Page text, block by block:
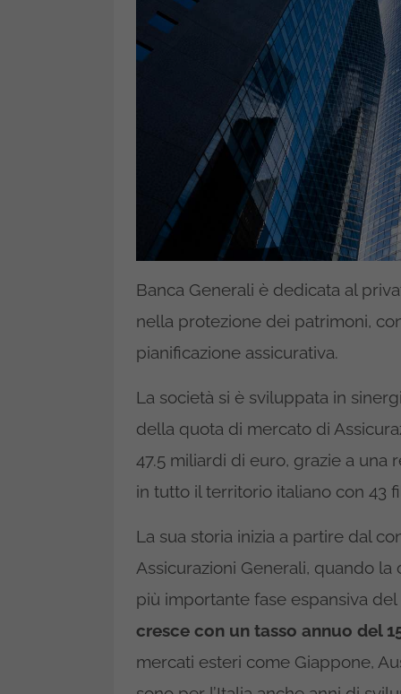
Banca Generali è dedicata al
nella protezione dei patrimoni,
pianificazione assicurativa.
La società si è sviluppata in
della quota di mercato di
47.5 miliardi di euro, grazie a
in tutto il territorio italiano con 43
La sua storia inizia a partire dal
Assicurazioni Generali, quando
più importante fase espansiva
cresce con un tasso annuo del
mercati esteri come Giappone,